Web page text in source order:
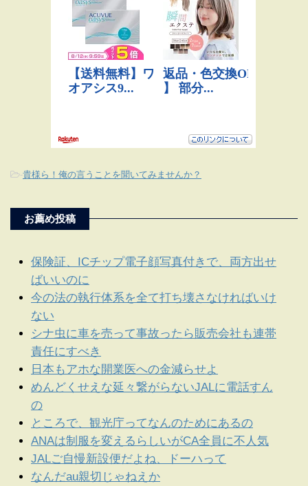
-貴様ら！俺の言うことを聞いてみませんか？
お薦め投稿
保険証、ICチップ電子顔写真付きで、両方出せ
ばいいのに
今の法の執行体系を全て打ち壊さなければいけ
ない
シナ虫に車を売って事故ったら販売会社も連帯
責任にすべき
日本もアホな開業医への金減らせよ
めんどくせえな延々繋がらないJALに電話すん
の
ところで、観光庁ってなんのためにあるの
ANAは制服を変えるらしいがCA全員に不人気
JALご自慢新設便だよね、ドーハって
なんだau親切じゃねえか